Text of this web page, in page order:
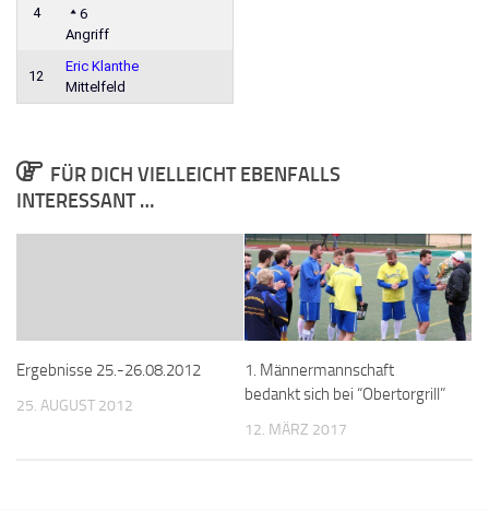
4
6
Angriff
12
Eric Klanthe
Mittelfeld
FÜR DICH VIELLEICHT EBENFALLS
INTERESSANT …
Ergebnisse 25.-26.08.2012
25. AUGUST 2012
1. Männermannschaft
bedankt sich bei “Obertorgrill”
12. MÄRZ 2017